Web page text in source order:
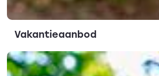
Vakantieaanbod